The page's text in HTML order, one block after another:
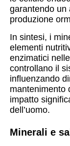
garantendo un
produzione
In sintesi, i
elementi
enzimatici
controllano il
influenzando
mantenimento
impatto
dell’uomo.
Minerali e